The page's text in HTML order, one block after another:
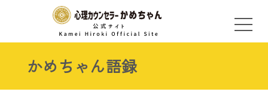
かめちゃん語録